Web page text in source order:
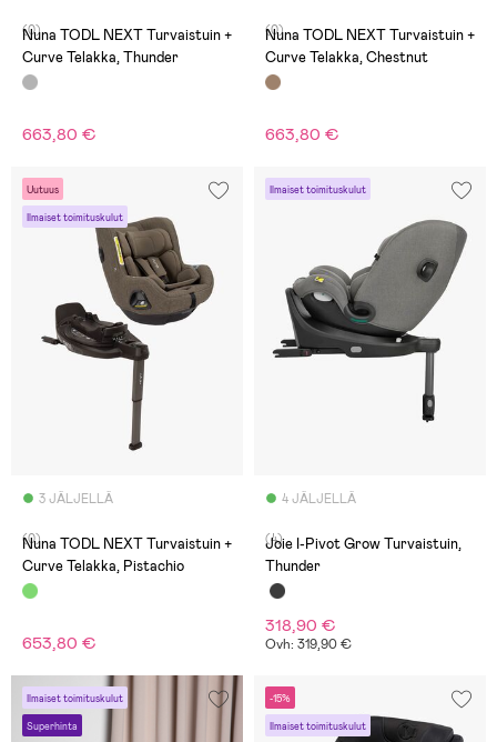
(0)
Nuna TODL NEXT Turvaistuin +
Curve Telakka, Thunder
663,80 €
(0)
Nuna TODL NEXT Turvaistuin +
Curve Telakka, Chestnut
663,80 €
Uutuus
Ilmaiset toimituskulut
3 JÄLJELLÄ
(0)
Nuna TODL NEXT Turvaistuin +
Curve Telakka, Pistachio
653,80 €
Ilmaiset toimituskulut
4 JÄLJELLÄ
(4)
Joie I-Pivot Grow Turvaistuin,
Thunder
318,90 €
Ovh: 319,90 €
Ilmaiset toimituskulut
Superhinta
-15%
Ilmaiset toimituskulut